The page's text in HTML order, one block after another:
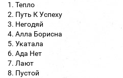
1. Тепло
2. Путь К Успеху
3. Негодяй
4. Алла Борисна
5. Укатала
6. Ада Нет
7. Лают
8. Пустой